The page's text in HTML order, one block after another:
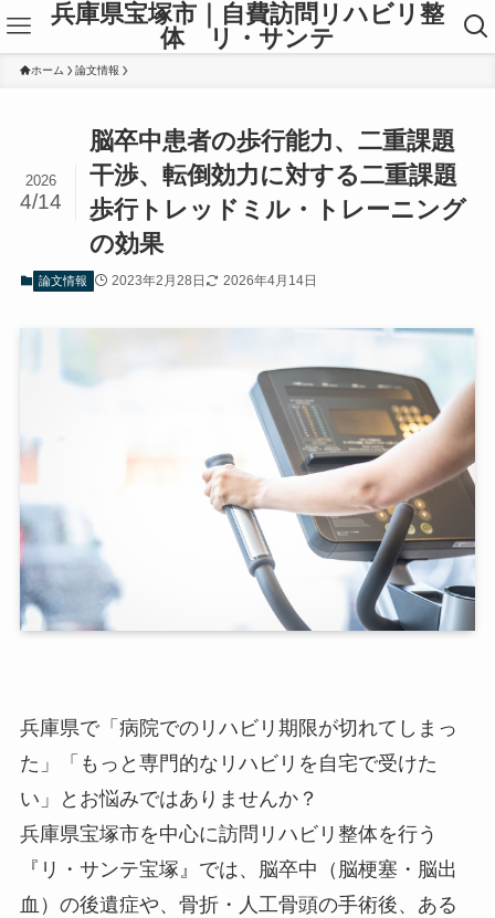
兵庫県宝塚市｜自費訪問リハビリ整
体 リ・サンテ
ホーム 論文情報
脳卒中患者の歩行能力、二重課題
干渉、転倒効力に対する二重課題
歩行トレッドミル・トレーニング
の効果
2026
4/14
論文情報 2023年2月28日 2026年4月14日
兵庫県で「病院でのリハビリ期限が切れてしまっ
た」「もっと専門的なリハビリを自宅で受けた
い」とお悩みではありませんか？
兵庫県宝塚市を中心に訪問リハビリ整体を行う
『リ・サンテ宝塚』では、脳卒中（脳梗塞・脳出
血）の後遺症や、骨折・人工骨頭の手術後、ある